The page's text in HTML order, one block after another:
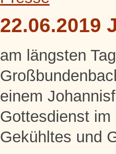
22.06.2019
am längsten
einem
Gottesdienst
Gekühltes und